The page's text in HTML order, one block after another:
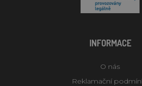
INFORMACE
O nás
Reklamační